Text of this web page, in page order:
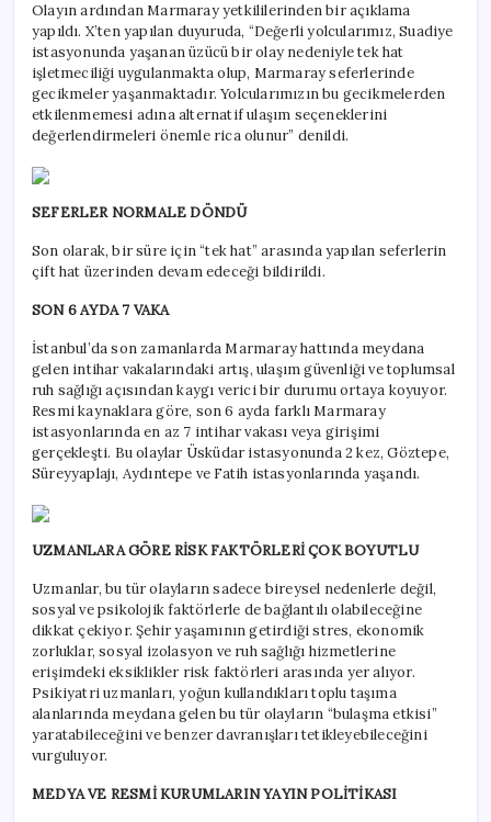
Olayın ardından Marmaray yetkililerinden bir açıklama
yapıldı. X’ten yapılan duyuruda, “Değerli yolcularımız, Suadiye
istasyonunda yaşanan üzücü bir olay nedeniyle tek hat
işletmeciliği uygulanmakta olup, Marmaray seferlerinde
gecikmeler yaşanmaktadır. Yolcularımızın bu gecikmelerden
etkilenmemesi adına alternatif ulaşım seçeneklerini
değerlendirmeleri önemle rica olunur” denildi.
SEFERLER NORMALE DÖNDÜ
Son olarak, bir süre için “tek hat” arasında yapılan seferlerin
çift hat üzerinden devam edeceği bildirildi.
SON 6 AYDA 7 VAKA
İstanbul’da son zamanlarda Marmaray hattında meydana
gelen intihar vakalarındaki artış, ulaşım güvenliği ve toplumsal
ruh sağlığı açısından kaygı verici bir durumu ortaya koyuyor.
Resmi kaynaklara göre, son 6 ayda farklı Marmaray
istasyonlarında en az 7 intihar vakası veya girişimi
gerçekleşti. Bu olaylar Üsküdar istasyonunda 2 kez, Göztepe,
Süreyyaplajı, Aydıntepe ve Fatih istasyonlarında yaşandı.
UZMANLARA GÖRE RİSK FAKTÖRLERİ ÇOK BOYUTLU
Uzmanlar, bu tür olayların sadece bireysel nedenlerle değil,
sosyal ve psikolojik faktörlerle de bağlantılı olabileceğine
dikkat çekiyor. Şehir yaşamının getirdiği stres, ekonomik
zorluklar, sosyal izolasyon ve ruh sağlığı hizmetlerine
erişimdeki eksiklikler risk faktörleri arasında yer alıyor.
Psikiyatri uzmanları, yoğun kullandıkları toplu taşıma
alanlarında meydana gelen bu tür olayların “bulaşma etkisi”
yaratabileceğini ve benzer davranışları tetikleyebileceğini
vurguluyor.
MEDYA VE RESMİ KURUMLARIN YAYIN POLİTİKASI